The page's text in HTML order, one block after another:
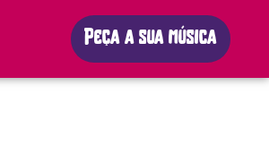
Peça a sua música